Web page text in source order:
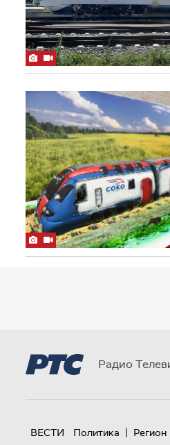
Радио
ВЕСТИ Политика | Регион